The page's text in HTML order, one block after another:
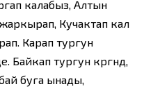
калабыз, Алтын
Кучактап кал
Карап тургун
Байкап тургун көргөндө,
буга ынады,